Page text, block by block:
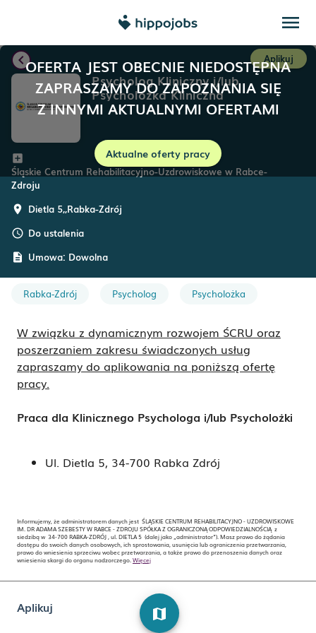
menu
OFERTA JEST OBECNIE NIEDOSTĘPNA
ZAPRASZAMY DO ZAPOZNANIA SIĘ
Z INNYMI AKTUALNYMI OFERTAMI
Aktualne oferty pracy
chevron_left Aplikuj
Psycholog Kliniczny i/lub
Psycholożka Kliniczna
add_box
Śląskie Centrum Rehabilitacyjno-Uzdrowiskowe w Rabce-
Zdroju
room Dietla 5,,Rabka-Zdrój
schedule Do ustalenia
description Umowa: Dowolna
Rabka-Zdrój Psycholog Psycholożka
W związku z dynamicznym rozwojem ŚCRU oraz
poszerzaniem zakresu świadczonych usług
zapraszamy do aplikowania na poniższą ofertę
pracy.
Praca dla Klinicznego Psychologa i/lub Psycholożki
Ul. Dietla 5, 34-700 Rabka Zdrój
Informujemy, że administratorem danych jest ŚLĄSKIE CENTRUM REHABILITACYJNO - UZDROWISKOWE
IM. DR ADAMA SZEBESTY W RABCE - ZDROJU SPÓŁKA Z OGRANICZONĄ ODPOWIEDZIALNOŚCIĄ z
siedzibą w 34-700 RABKA-ZDRÓJ , ul. DIETLA 5 (dalej jako „administrator”). Masz prawo do żądania
dostępu do swoich danych osobowych, ich sprostowania, usunięcia lub ograniczenia przetwarzania,
prawo do wniesienia sprzeciwu wobec przetwarzania, a także prawo do przenoszenia danych oraz
wniesienia skargi do organu nadzorczego. Więcej
Aplikuj map